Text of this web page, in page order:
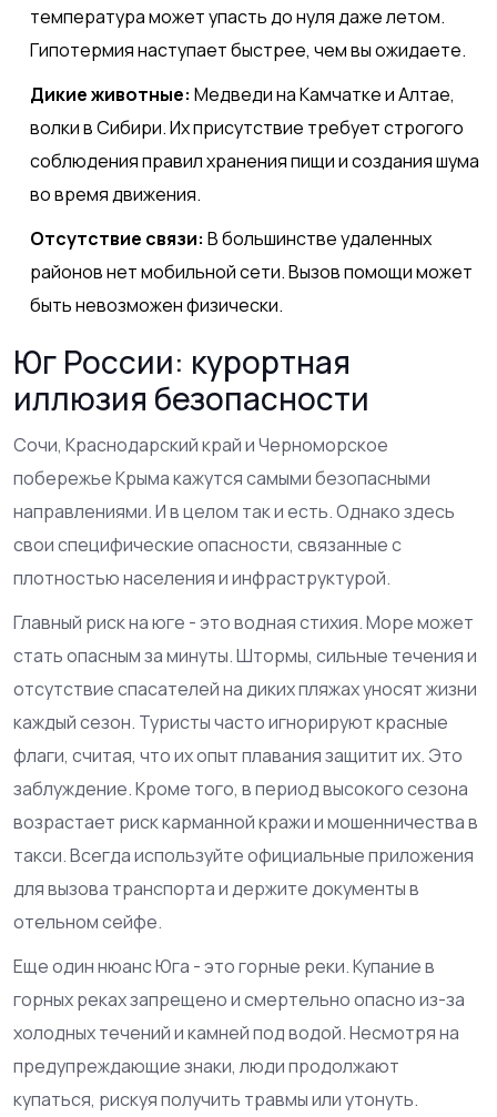
температура может упасть до нуля даже летом.
Гипотермия наступает быстрее, чем вы ожидаете.
Дикие животные: Медведи на Камчатке и Алтае,
волки в Сибири. Их присутствие требует строгого
соблюдения правил хранения пищи и создания шума
во время движения.
Отсутствие связи: В большинстве удаленных
районов нет мобильной сети. Вызов помощи может
быть невозможен физически.
Юг России: курортная
иллюзия безопасности
Сочи, Краснодарский край и Черноморское
побережье Крыма кажутся самыми безопасными
направлениями. И в целом так и есть. Однако здесь
свои специфические опасности, связанные с
плотностью населения и инфраструктурой.
Главный риск на юге - это водная стихия. Море может
стать опасным за минуты. Штормы, сильные течения и
отсутствие спасателей на диких пляжах уносят жизни
каждый сезон. Туристы часто игнорируют красные
флаги, считая, что их опыт плавания защитит их. Это
заблуждение. Кроме того, в период высокого сезона
возрастает риск карманной кражи и мошенничества в
такси. Всегда используйте официальные приложения
для вызова транспорта и держите документы в
отельном сейфе.
Еще один нюанс Юга - это горные реки. Купание в
горных реках запрещено и смертельно опасно из-за
холодных течений и камней под водой. Несмотря на
предупреждающие знаки, люди продолжают
купаться, рискуя получить травмы или утонуть.